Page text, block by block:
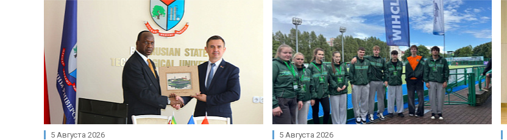
5 Августа 2026 5 Августа 2026